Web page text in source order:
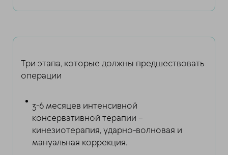
Три этапа, которые должны предшествовать
операции
3-6 месяцев интенсивной
консервативной терапии –
кинезиотерапия, ударно-волновая и
мануальная коррекция.